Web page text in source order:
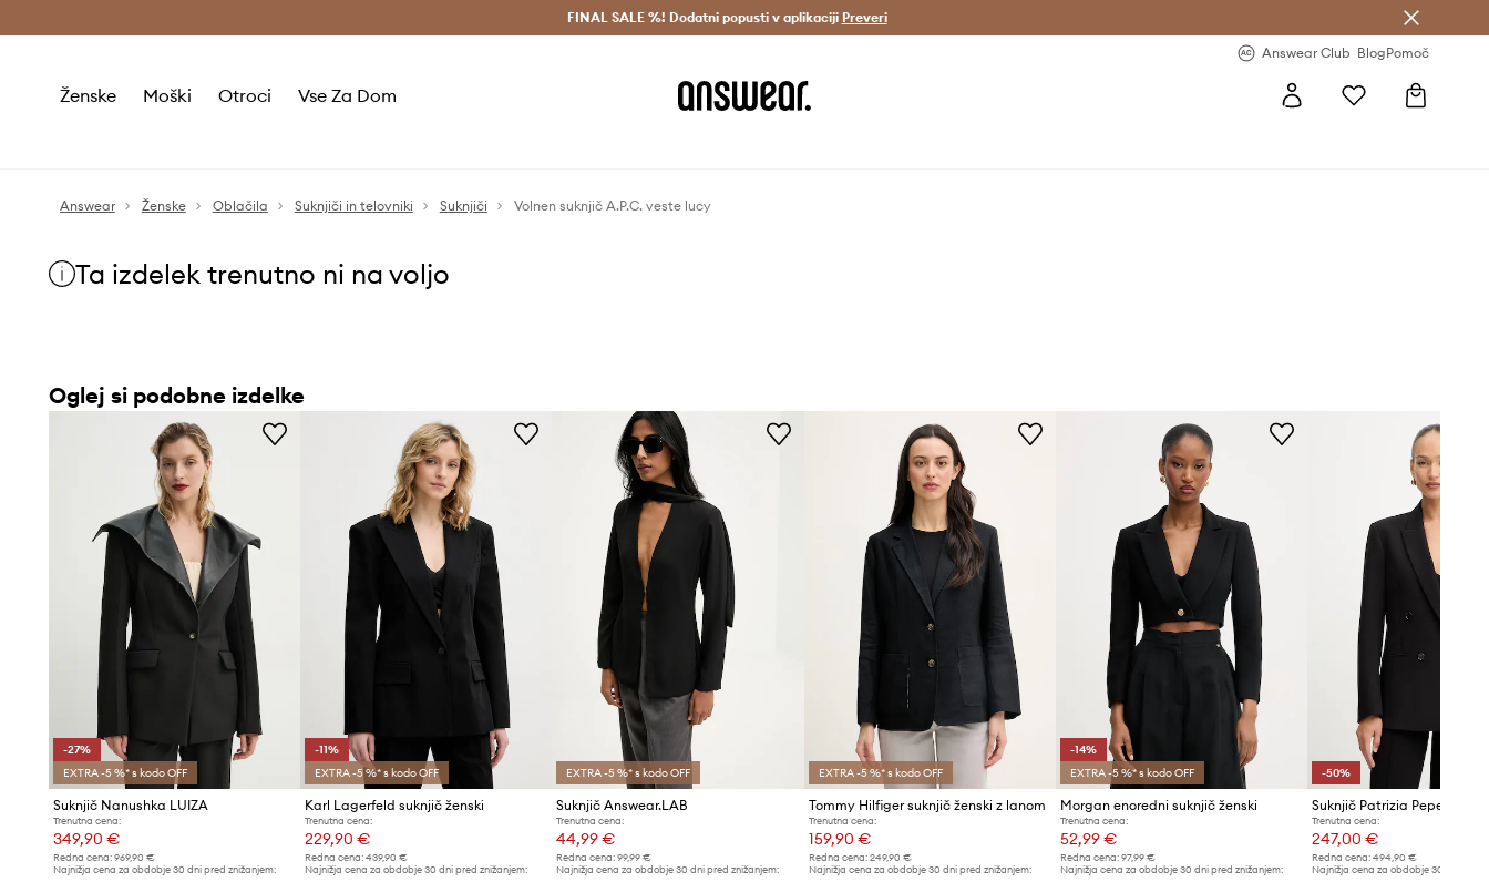
Dostava v 3 dneh > Prihrani z vpisom v Answear Club >
FINAL SALE %! Dodatni popusti v aplikaciji Preveri
Answear Club BlogPomoč
Ženske Moški Otroci Vse Za Dom
Answear Ženske Oblačila Suknjiči in telovniki Suknjiči Volnen suknjič A.P.C. veste lucy
Ta izdelek trenutno ni na voljo
Oglej si podobne izdelke
-27%
EXTRA -5 %* s kodo OFF
Suknjič Nanushka LUIZA
Trenutna cena:
349,90 €
Redna cena: 969,90 €
Najnižja cena za obdobje 30 dni pred znižanjem:
-11%
EXTRA -5 %* s kodo OFF
Karl Lagerfeld suknjič ženski
Trenutna cena:
229,90 €
Redna cena:439,90 €
Najnižja cena za obdobje 30 dni pred znižanjem:
EXTRA -5 %* s kodo OFF
Suknjič Answear.LAB
Trenutna cena:
44,99 €
Redna cena: 99,99 €
Najnižja cena za obdobje 30 dni pred znižanjem:
EXTRA -5 %* s kodo OFF
Tommy Hilfiger suknjič ženski z lanom
Trenutna cena:
159,90 €
Redna cena: 249,90 €
Najnižja cena za obdobje 30 dni pred znižanjem:
-14%
EXTRA -5 %* s kodo OFF
Morgan enoredni suknjič ženski
Trenutna cena:
52,99 €
Redna cena:97,99 €
Najnižja cena za obdobje 30 dni pred znižanjem:
-50%
Suknjič Patrizia Pepe
Trenutna cena:
247,00 €
Redna cena: 494,90 €
Najnižja cena za obdobje 30 dni pred